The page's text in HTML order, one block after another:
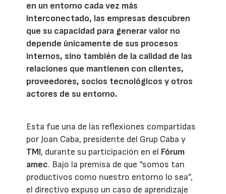
en un entorno cada vez más
interconectado, las empresas descubren
que su capacidad para generar valor no
depende únicamente de sus procesos
internos, sino también de la calidad de las
relaciones que mantienen con clientes,
proveedores, socios tecnológicos y otros
actores de su entorno.
Esta fue una de las reflexiones compartidas
por Joan Caba, presidente del Grup Caba y
TMI, durante su participación en el Fórum
amec. Bajo la premisa de que “somos tan
productivos como nuestro entorno lo sea”,
el directivo expuso un caso de aprendizaje